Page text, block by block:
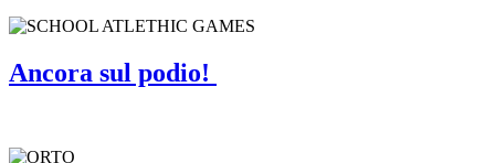
Ancora sul podio!